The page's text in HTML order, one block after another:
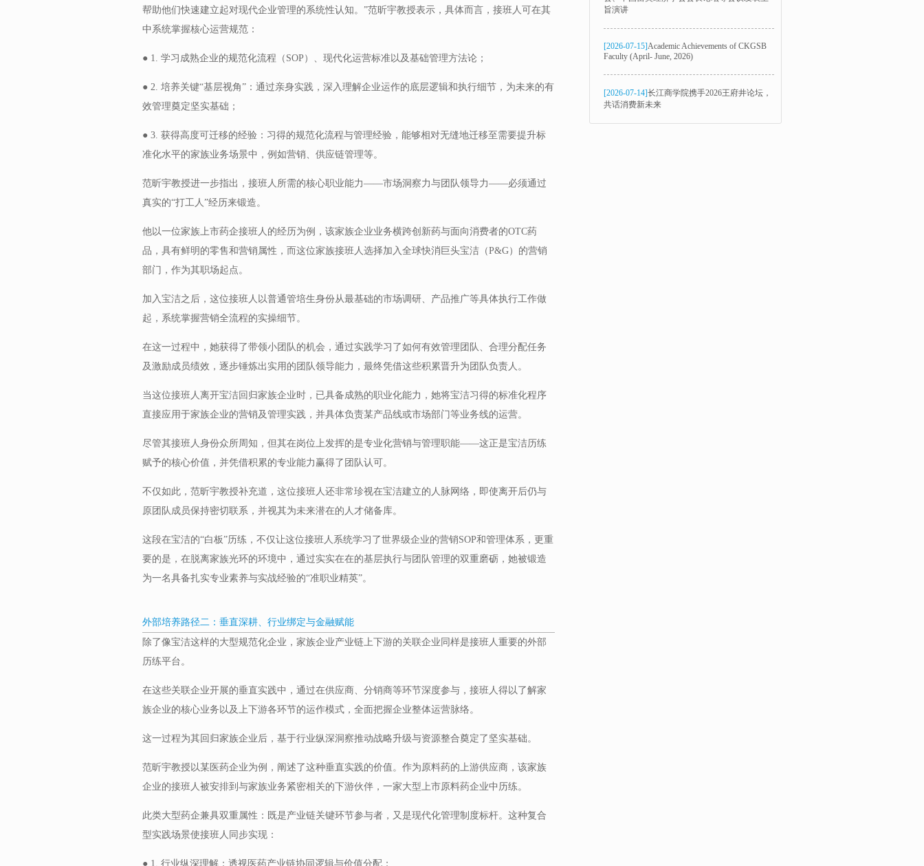
帮助他们快速建立起对现代企业管理的系统性认知。”范昕宇教授表示，具体而言，接班人可在其
中系统掌握核心运营规范：
● 1. 学习成熟企业的规范化流程（SOP）、现代化运营标准以及基础管理方法论；
● 2. 培养关键“基层视角”：通过亲身实践，深入理解企业运作的底层逻辑和执行细节，为未来的有
效管理奠定坚实基础；
● 3. 获得高度可迁移的经验：习得的规范化流程与管理经验，能够相对无缝地迁移至需要提升标
准化水平的家族业务场景中，例如营销、供应链管理等。
范昕宇教授进一步指出，接班人所需的核心职业能力——市场洞察力与团队领导力——必须通过
真实的“打工人”经历来锻造。
他以一位家族上市药企接班人的经历为例，该家族企业业务横跨创新药与面向消费者的OTC药
品，具有鲜明的零售和营销属性，而这位家族接班人选择加入全球快消巨头宝洁（P&G）的营销
部门，作为其职场起点。
加入宝洁之后，这位接班人以普通管培生身份从最基础的市场调研、产品推广等具体执行工作做
起，系统掌握营销全流程的实操细节。
在这一过程中，她获得了带领小团队的机会，通过实践学习了如何有效管理团队、合理分配任务
及激励成员绩效，逐步锤炼出实用的团队领导能力，最终凭借这些积累晋升为团队负责人。
当这位接班人离开宝洁回归家族企业时，已具备成熟的职业化能力，她将宝洁习得的标准化程序
直接应用于家族企业的营销及管理实践，并具体负责某产品线或市场部门等业务线的运营。
尽管其接班人身份众所周知，但其在岗位上发挥的是专业化营销与管理职能——这正是宝洁历练
赋予的核心价值，并凭借积累的专业能力赢得了团队认可。
不仅如此，范昕宇教授补充道，这位接班人还非常珍视在宝洁建立的人脉网络，即使离开后仍与
原团队成员保持密切联系，并视其为未来潜在的人才储备库。
这段在宝洁的“白板”历练，不仅让这位接班人系统学习了世界级企业的营销SOP和管理体系，更重
要的是，在脱离家族光环的环境中，通过实实在在的基层执行与团队管理的双重磨砺，她被锻造
为一名具备扎实专业素养与实战经验的“准职业精英”。
外部培养路径二：垂直深耕、行业绑定与金融赋能
除了像宝洁这样的大型规范化企业，家族企业产业链上下游的关联企业同样是接班人重要的外部
历练平台。
在这些关联企业开展的垂直实践中，通过在供应商、分销商等环节深度参与，接班人得以了解家
族企业的核心业务以及上下游各环节的运作模式，全面把握企业整体运营脉络。
这一过程为其回归家族企业后，基于行业纵深洞察推动战略升级与资源整合奠定了坚实基础。
范昕宇教授以某医药企业为例，阐述了这种垂直实践的价值。作为原料药的上游供应商，该家族
企业的接班人被安排到与家族业务紧密相关的下游伙伴，一家大型上市原料药企业中历练。
此类大型药企兼具双重属性：既是产业链关键环节参与者，又是现代化管理制度标杆。这种复合
型实践场景使接班人同步实现：
● 1. 行业纵深理解：透视医药产业链协同逻辑与价值分配；
旨演讲
[2026-07-15]Academic Achievements of CKGSB
Faculty (April- June, 2026)
[2026-07-14]长江商学院携手2026王府井论坛，
共话消费新未来